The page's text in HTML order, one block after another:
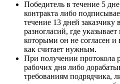
Победитель в течение 5
контракта либо
течение 13 дней заказчику
разногласий, где
которыми он не согласен и
как считает нужным.
При получении протокола
рабочих дня либо
требованиям подрядчика,